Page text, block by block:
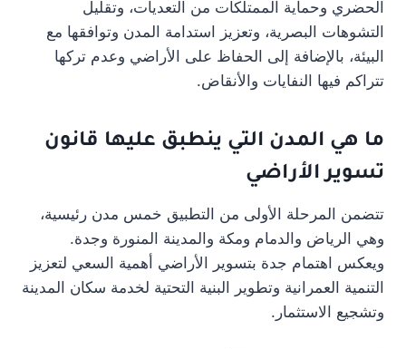
الحضري وحماية الممتلكات من التعديات، وتقليل
التشوهات البصرية، وتعزيز استدامة المدن وتوافقها مع
البيئة، بالإضافة إلى الحفاظ على الأراضي وعدم تركها
تتراكم فيها النفايات والأنقاض.
ما هي المدن التي ينطبق عليها قانون
تسوير الأراضي
تتضمن المرحلة الأولى من التطبيق خمس مدن رئيسية،
وهي الرياض والدمام ومكة والمدينة المنورة وجدة.
ويعكس اهتمام جدة بتسوير الأراضي أهمية السعي لتعزيز
التنمية العمرانية وتطوير البنية التحتية لخدمة سكان المدينة
وتشجيع الاستثمار.